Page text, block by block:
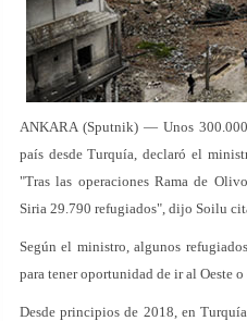
ANKARA (Sputnik) — Unos
país desde Turquía, declaró el
"Tras las operaciones Rama de
Siria 29.790 refugiados", dijo Soilu
Según el ministro, algunos
para tener oportunidad de ir al Oeste o
Desde principios de 2018, en